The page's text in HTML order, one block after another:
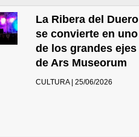
La Ribera del Duero
se convierte en uno
de los grandes ejes
de Ars Museorum
CULTURA | 25/06/2026